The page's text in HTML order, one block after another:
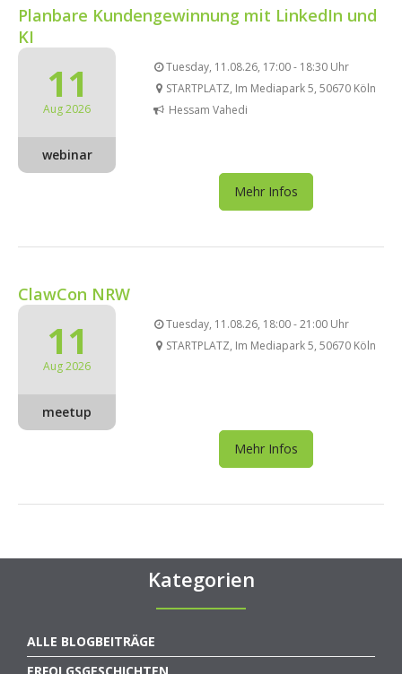
Planbare Kundengewinnung mit LinkedIn und
KI
11
Aug 2026
webinar
Tuesday, 11.08.26, 17:00 - 18:30 Uhr
STARTPLATZ, Im Mediapark 5, 50670 Köln
Hessam Vahedi
Mehr Infos
ClawCon NRW
11
Aug 2026
meetup
Tuesday, 11.08.26, 18:00 - 21:00 Uhr
STARTPLATZ, Im Mediapark 5, 50670 Köln
Mehr Infos
Kategorien
ALLE BLOGBEITRÄGE